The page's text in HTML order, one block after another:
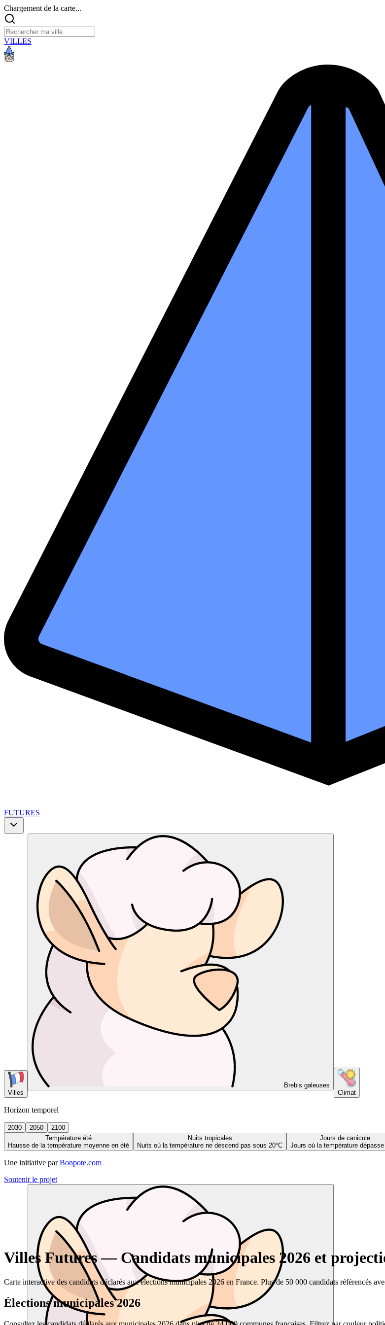
Chargement de la carte...
VILLES
FUTURES
Villes
Brebis galeuses
Climat
Horizon temporel
2030 2050
2100
Température été
Hausse de la température moyenne en été
Nuits tropicales
Nuits où la température ne descend pas sous 20°C
Jours de canicule
Jours où la température dépasse
Une initiative par Bonpote.com
Soutenir le projet
Villes Futures — Candidats municipales 2026 et
Carte interactive des candidats déclarés aux élections municipales 2026 en France. Plus de 50 000 candidats référencés
Élections municipales 2026